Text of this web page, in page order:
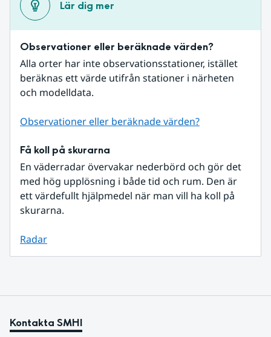
Lär dig mer
Observationer eller beräknade värden?
Alla orter har inte observationsstationer, istället
beräknas ett värde utifrån stationer i närheten
och modelldata.
Observationer eller beräknade värden?
Få koll på skurarna
En väderradar övervakar nederbörd och gör det
med hög upplösning i både tid och rum. Den är
ett värdefullt hjälpmedel när man vill ha koll på
skurarna.
Radar
Kontakta SMHI